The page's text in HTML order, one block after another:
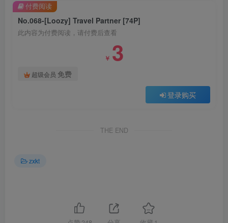
No.068-[Loozy] Travel Partner [74P]
此内容为付费阅读，请付费后查看
￥ 3
超级会员 免费
登录购买
付费阅读
THE END
zxkt